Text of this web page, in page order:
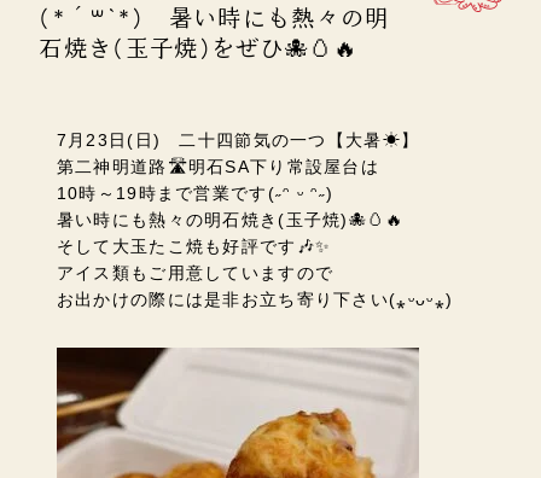
(*´꒳`*) 暑い時にも熱々の明
石焼き(玉子焼)をぜひ🐙🥚🔥
7月23日(日) 二十四節気の一つ【大暑☀】
第二神明道路🛣️明石SA下り常設屋台は
10時～19時まで営業です(˶ᵔ ᵕ ᵔ˶)
暑い時にも熱々の明石焼き(玉子焼)🐙🥚🔥
そして大玉たこ焼も好評です🎶✨
アイス類もご用意していますので
お出かけの際には是非お立ち寄り下さい(⁎ᵕᴗᵕ⁎)